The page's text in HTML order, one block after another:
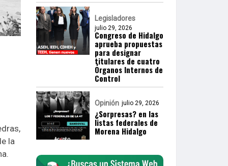
la
Legisladores
julio 29, 2026
Congreso de Hidalgo
aprueba propuestas
para designar
titulares de cuatro
Órganos Internos de
Control
Opinión julio 29, 2026
¿Sorpresas? en las
listas federales de
Morena Hidalgo